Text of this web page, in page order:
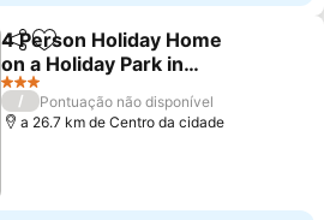
PartilharAdicionar aos favoritos
4 Person Holiday Home
on a Holiday Park in
Hemmet
3 Estrelas
/
Pontuação não disponível
a 26.7 km de Centro da cidade